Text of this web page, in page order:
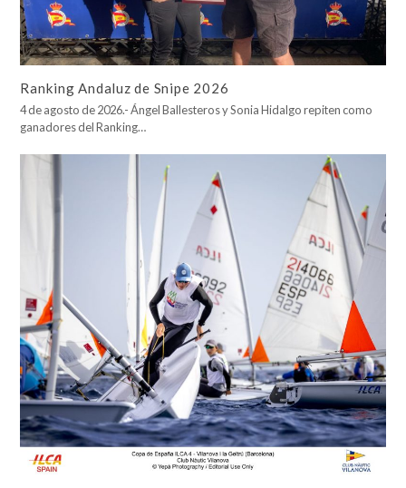
Ranking Andaluz de Snipe 2026
4 de agosto de 2026.- Ángel Ballesteros y Sonia Hidalgo repiten como
ganadores del Ranking…